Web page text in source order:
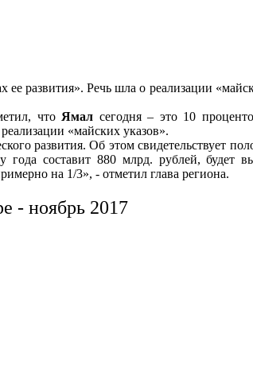
развития». Речь шла о реализации
что Ямал сегодня – это 10
«майских указов».
развития. Об этом свидетельствует
года составит 880 млрд. рублей,
на 1/3», - отметил глава региона.
- ноябрь 2017